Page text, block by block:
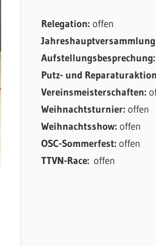
Relegation: offen
Aufstellungsbesprechung:
Putz- und
Vereinsmeisterschaften:
Weihnachtsturnier: offen
Weihnachtsshow: offen
OSC-Sommerfest: offen
TTVN-Race: offen